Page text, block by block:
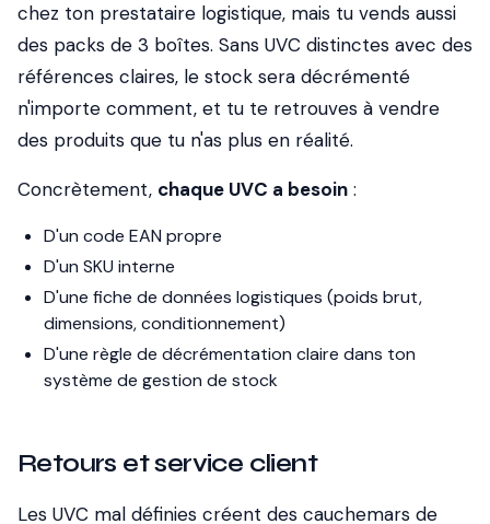
chez ton prestataire logistique, mais tu vends aussi
des packs de 3 boîtes. Sans UVC distinctes avec des
références claires, le stock sera décrémenté
n'importe comment, et tu te retrouves à vendre
des produits que tu n'as plus en réalité.
Concrètement, chaque UVC a besoin :
D'un code EAN propre
D'un SKU interne
D'une fiche de données logistiques (poids brut,
dimensions, conditionnement)
D'une règle de décrémentation claire dans ton
système de gestion de stock
Retours et service client
Les UVC mal définies créent des cauchemars de